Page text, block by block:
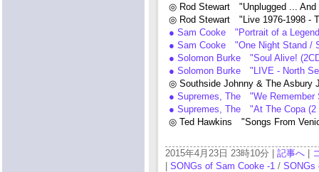
◎ Rod Stewart "Unplugged ...
◎ Rod Stewart "Live 1976-1998 -
● Sam Cooke "Portrait of a
● Sam Cooke "One Night Stand /
● Solomon Burke "Soul Alive!
● Solomon Burke "LIVE - North
◎ Southside Johnny & The
● Supremes, The "We
● Supremes, The "At The Copa
◎ Ted Hawkins "Songs From
2015年4月23日 23時10分 | 記事へ
SONGs of Sam Cooke -1 / SONGs